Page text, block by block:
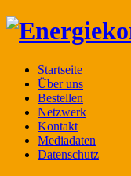
Startseite
Über uns
Bestellen
Netzwerk
Kontakt
Mediadaten
Datenschutz